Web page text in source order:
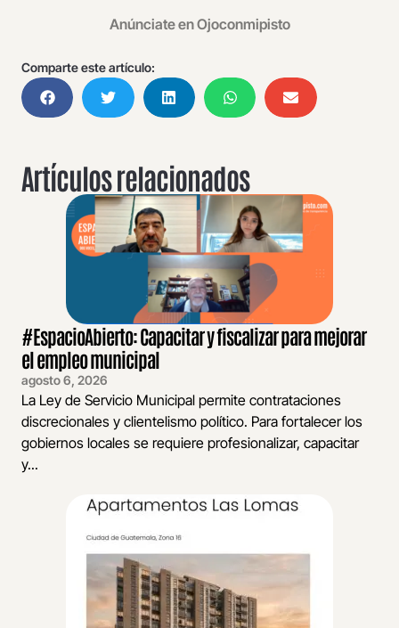
Anúnciate en Ojoconmipisto
Comparte este artículo:
Artículos relacionados
#EspacioAbierto: Capacitar y fiscalizar para mejorar
el empleo municipal
agosto 6, 2026
La Ley de Servicio Municipal permite contrataciones
discrecionales y clientelismo político. Para fortalecer los
gobiernos locales se requiere profesionalizar, capacitar
y...